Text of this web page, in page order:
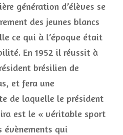
génération d’élèves se
des jeunes blancs
ce qui à l’époque était
En 1952 il réussit à
brésilien de
et fera une
de laquelle le président
est le « véritable sport
évènements qui